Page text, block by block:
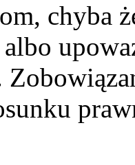
chyba